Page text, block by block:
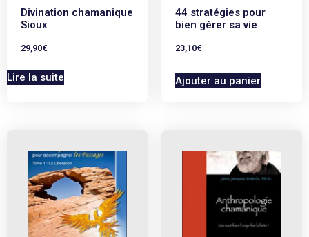
Divination chamanique
Sioux
29,90€
Lire la suite
44 stratégies pour
bien gérer sa vie
23,10€
Ajouter au panier